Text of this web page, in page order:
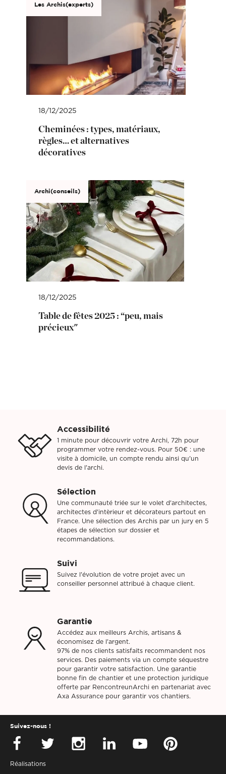
Les Archis(experts)
18/12/2025
Cheminées : types, matériaux,
règles… et alternatives
décoratives
Archi(conseils)
18/12/2025
Table de fêtes 2025 : “peu, mais
précieux"
Accessibilité
1 minute pour découvrir votre Archi, 72h pour
programmer votre rendez-vous. Pour 50€ : une
visite à domicile, un compte rendu ainsi qu'un
devis de l'archi.
Sélection
Une communauté triée sur le volet d'architectes,
architectes d'intèrieur et décorateurs partout en
France. Une sélection des Archis par un jury en 5
étapes de sélection sur dossier et
recommandations.
Suivi
Suivez l'évolution de votre projet avec un
conseiller personnel attribué à chaque client.
Garantie
Accédez aux meilleurs Archis, artisans &
économisez de l'argent.
97% de nos clients satisfaits recommandent nos
services. Des paiements via un compte séquestre
pour garantir votre satisfaction. Une garantie
bonne fin de chantier et une protection juridique
offerte par RencontreunArchi en partenariat avec
Axa Assurance pour garantir vos chantiers.
Réalisations
Suivez-nous !